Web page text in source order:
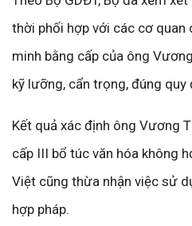
thời phối hợp với các cơ quan
minh bằng cấp của ông
kỹ lưỡng, cẩn trọng, đúng quy
Kết quả xác định ông Vương
cấp III bổ túc văn hóa không
Việt cũng thừa nhận việc sử
hợp pháp.